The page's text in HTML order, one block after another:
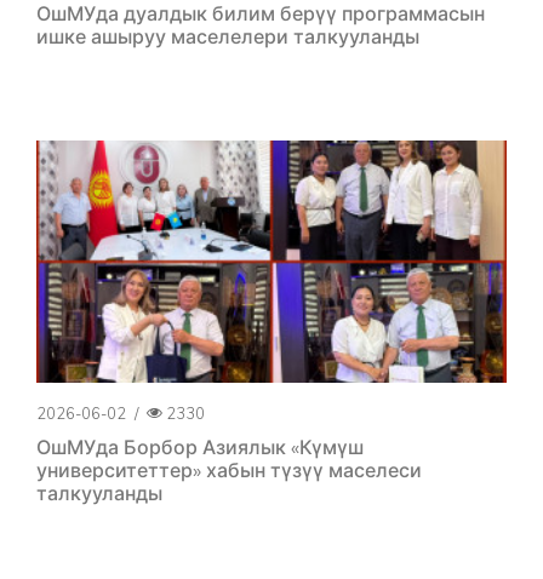
ОшМУда дуалдык билим берүү программасын
ишке ашыруу маселелери талкууланды
2026-06-02 / 2330
ОшМУда Борбор Азиялык «Күмүш
университеттер» хабын түзүү маселеси
талкууланды